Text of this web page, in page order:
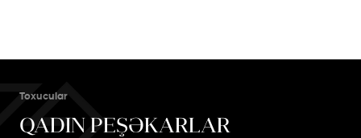
Toxucular
QADIN PEŞƏKARLAR